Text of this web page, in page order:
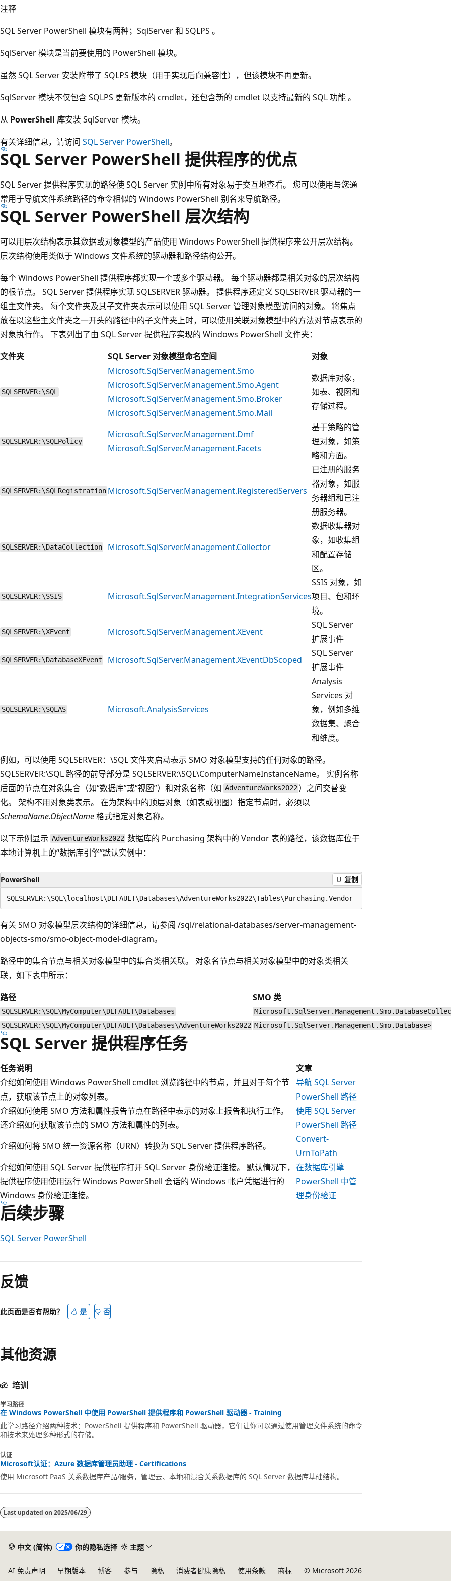
注释
SQL Server PowerShell 模块有两种；SqlServer 和 SQLPS 。
SqlServer 模块是当前要使用的 PowerShell 模块。
虽然 SQL Server 安装附带了 SQLPS 模块（用于实现后向兼容性），但该模块不再更新。
SqlServer 模块不仅包含 SQLPS 更新版本的 cmdlet，还包含新的 cmdlet 以支持最新的 SQL 功能 。
从 PowerShell 库安装 SqlServer 模块。
有关详细信息，请访问 SQL Server PowerShell。
SQL Server PowerShell 提供程序的优点
SQL Server 提供程序实现的路径使 SQL Server 实例中所有对象易于交互地查看。 您可以使用与您通
常用于导航文件系统路径的命令相似的 Windows PowerShell 别名来导航路径。
SQL Server PowerShell 层次结构
可以用层次结构表示其数据或对象模型的产品使用 Windows PowerShell 提供程序来公开层次结构。
层次结构使用类似于 Windows 文件系统的驱动器和路径结构公开。
每个 Windows PowerShell 提供程序都实现一个或多个驱动器。 每个驱动器都是相关对象的层次结构
的根节点。 SQL Server 提供程序实现 SQLSERVER 驱动器。 提供程序还定义 SQLSERVER 驱动器的一
组主文件夹。 每个文件夹及其子文件夹表示可以使用 SQL Server 管理对象模型访问的对象。 将焦点
放在以这些主文件夹之一开头的路径中的子文件夹上时，可以使用关联对象模型中的方法对节点表示的
对象执行作。 下表列出了由 SQL Server 提供程序实现的 Windows PowerShell 文件夹：
文件夹
SQL Server 对象模型命名空间 对象
SQLSERVER:\SQL
Microsoft.SqlServer.Management.Smo
Microsoft.SqlServer.Management.Smo.Agent
Microsoft.SqlServer.Management.Smo.Broker
Microsoft.SqlServer.Management.Smo.Mail
数据库对象，
如表、视图和
存储过程。
SQLSERVER:\SQLPolicy
Microsoft.SqlServer.Management.Dmf
Microsoft.SqlServer.Management.Facets
基于策略的管
理对象，如策
略和方面。
SQLSERVER:\SQLRegistration Microsoft.SqlServer.Management.RegisteredServers
已注册的服务
器对象，如服
务器组和已注
册服务器。
SQLSERVER:\DataCollection Microsoft.SqlServer.Management.Collector
数据收集器对
象，如收集组
和配置存储
区。
SQLSERVER:\SSIS Microsoft.SqlServer.Management.IntegrationServices
SSIS 对象，如
项目、包和环
境。
SQLSERVER:\XEvent Microsoft.SqlServer.Management.XEvent
SQL Server
扩展事件
SQLSERVER:\DatabaseXEvent Microsoft.SqlServer.Management.XEventDbScoped
SQL Server
扩展事件
SQLSERVER:\SQLAS Microsoft.AnalysisServices
Analysis
Services 对
象，例如多维
数据集、聚合
和维度。
例如，可以使用 SQLSERVER：\SQL 文件夹启动表示 SMO 对象模型支持的任何对象的路径。
SQLSERVER:\SQL 路径的前导部分是 SQLSERVER:\SQL\ComputerNameInstanceName。 实例名称
后面的节点在对象集合（如“数据库”或“视图”）和对象名称（如 AdventureWorks2022 ）之间交替变
化。 架构不用对象类表示。 在为架构中的顶层对象（如表或视图）指定节点时，必须以
SchemaName.ObjectName格式指定对象名称。
以下示例显示 AdventureWorks2022 数据库的 Purchasing 架构中的 Vendor 表的路径，该数据库位于
本地计算机上的“数据库引擎”默认实例中：
PowerShell 复制
有关 SMO 对象模型层次结构的详细信息，请参阅 /sql/relational-databases/server-management-
objects-smo/smo-object-model-diagram。
路径中的集合节点与相关对象模型中的集合类相关联。 对象名节点与相关对象模型中的对象类相关
联，如下表中所示：
路径
SMO 类
SQLSERVER:\SQL\MyComputer\DEFAULT\Databases
SQLSERVER:\SQL\MyComputer\DEFAULT\Databases\AdventureWorks2022 Microsoft.SqlServer.Management.Smo.Database>
SQL Server 提供程序任务
任务说明
文章
介绍如何使用 Windows PowerShell cmdlet 浏览路径中的节点，并且对于每个节
点，获取该节点上的对象列表。
导航 SQL Server
PowerShell 路径
介绍如何使用 SMO 方法和属性报告节点在路径中表示的对象上报告和执行工作。
还介绍如何获取该节点的 SMO 方法和属性的列表。
使用 SQL Server
PowerShell 路径
介绍如何将 SMO 统一资源名称（URN）转换为 SQL Server 提供程序路径。
Convert-
UrnToPath
介绍如何使用 SQL Server 提供程序打开 SQL Server 身份验证连接。 默认情况下，
提供程序使用使用运行 Windows PowerShell 会话的 Windows 帐户凭据进行的
Windows 身份验证连接。
在数据库引擎
PowerShell 中管
理身份验证
后续步骤
SQL Server PowerShell
反馈
此页面是否有帮助？ 是 否
其他资源
培训
学习路径
在 Windows PowerShell 中使用 PowerShell 提供程序和 PowerShell 驱动器 - Training
此学习路径介绍两种技术：PowerShell 提供程序和 PowerShell 驱动器，它们让你可以通过使用管理文件系统的命令
和技术来处理多种形式的存储。
认证
Microsoft认证：Azure 数据库管理员助理 - Certifications
使用 Microsoft PaaS 关系数据库产品/服务，管理云、本地和混合关系数据库的 SQL Server 数据库基础结构。
Last updated on 2025/06/29
中文 (简体) 你的隐私选择 主题
AI 免责声明 早期版本 博客 参与 隐私 消费者健康隐私 使用条款 商标 © Microsoft 2026